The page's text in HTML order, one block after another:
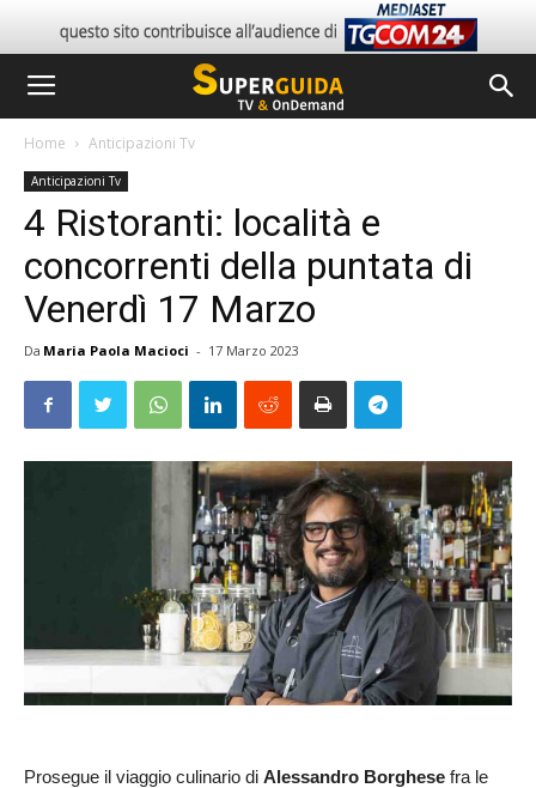
Home Anticipazioni Tv
Anticipazioni Tv
4 Ristoranti: località e
concorrenti della puntata di
Venerdì 17 Marzo
Da Maria Paola Macioci - 17 Marzo 2023
Prosegue il viaggio culinario di Alessandro Borghese fra le